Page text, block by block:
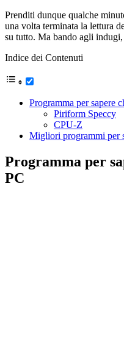
Prenditi dunque qualche
una volta terminata la lettura
su tutto. Ma bando agli
Indice dei Contenuti
Programma per sapere
Piriform Speccy
CPU-Z
Migliori programmi per
Programma per
PC